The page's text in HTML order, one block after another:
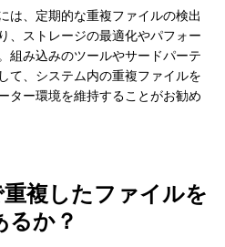
は、定期的な重複ファイルの検出
、ストレージの最適化やパフォー
組み込みのツールやサードパーテ
て、システム内の重複ファイルを
ター環境を維持することがお勧め
複したファイルを
るか？